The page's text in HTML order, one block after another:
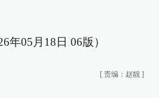
年05月18日 06版）
[ 责编：赵靓 ]